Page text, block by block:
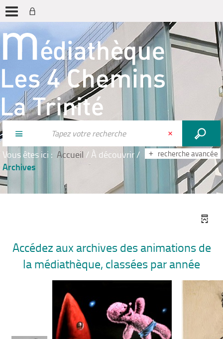
recherche avancée
Vous êtes ici : Accueil / À découvrir/
Archives
Accédez aux archives des animations de
la médiathèque, classées par année